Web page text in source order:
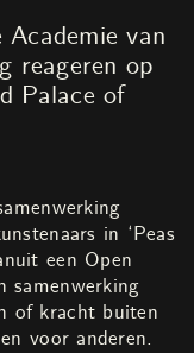
van
reageren op
Palace of
in ‘Peas
een Open
samenwerking
of kracht buiten
voor anderen.